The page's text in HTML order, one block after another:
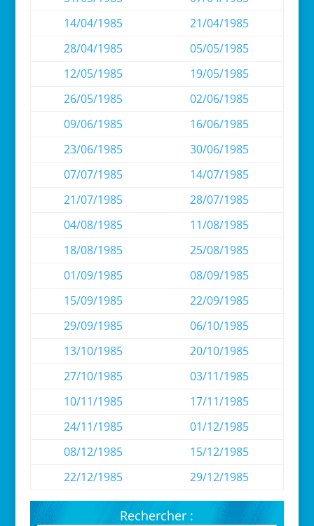
14/04/1985
21/04/1985
28/04/1985
05/05/1985
12/05/1985
19/05/1985
26/05/1985
02/06/1985
09/06/1985
16/06/1985
23/06/1985
30/06/1985
07/07/1985
14/07/1985
21/07/1985
28/07/1985
04/08/1985
11/08/1985
18/08/1985
25/08/1985
01/09/1985
08/09/1985
15/09/1985
22/09/1985
29/09/1985
06/10/1985
13/10/1985
20/10/1985
27/10/1985
03/11/1985
10/11/1985
17/11/1985
24/11/1985
01/12/1985
08/12/1985
15/12/1985
22/12/1985
29/12/1985
Rechercher :